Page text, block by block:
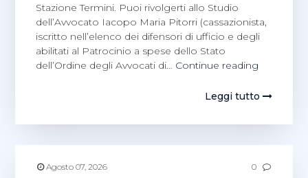
Stazione Termini. Puoi rivolgerti allo Studio
dell’Avvocato Iacopo Maria Pitorri (cassazionista,
iscritto nell’elenco dei difensori di ufficio e degli
abilitati al Patrocinio a spese dello Stato
dell’Ordine degli Avvocati di… Continue reading
trova
studio
Maria
Leggi tutto
Agosto 07, 2026 0